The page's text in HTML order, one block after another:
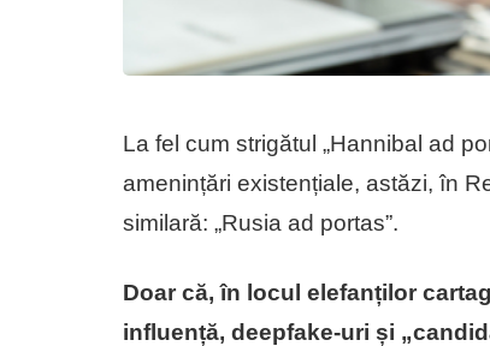
La fel cum strigătul „Hannibal ad
amenințări existențiale, astăzi, în
similară: „Rusia ad portas”.
Doar că, în locul elefanților
influență, deepfake-uri și